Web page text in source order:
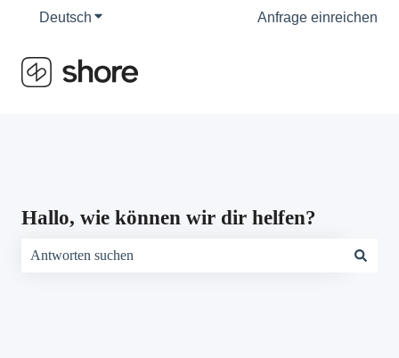
Deutsch Untermenü für Übersetzungen anzeigen
Anfrage einreichen
Hallo, wie können wir dir helfen?